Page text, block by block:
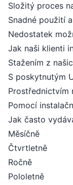
Složitý proces
Snadné použití
Nedostatek
Jak naši klienti
Stažením z
S poskytnutým
Prostřednictvím
Pomocí
Jak často
Měsíčně
Čtvrtletně
Ročně
Pololetně